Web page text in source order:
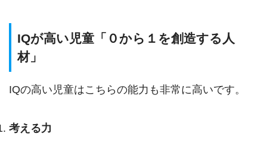
IQが高い児童「０から１を創造する人
材」
IQの高い児童はこちらの能力も非常に高いです。
考える力